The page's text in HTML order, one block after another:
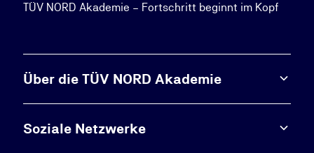
TÜV NORD Akademie – Fortschritt beginnt im Kopf
Über die TÜV NORD Akademie
Soziale Netzwerke